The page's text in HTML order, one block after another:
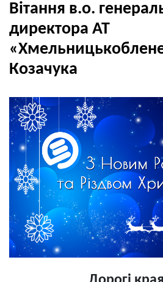
Вітання в.о.
директора АТ
Козачука